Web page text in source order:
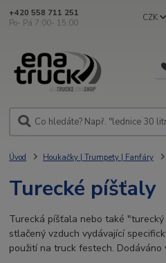
CZK
+420 558 711 251
Po- Pá 7:00- 15:00
Úvod Houkačky | Trumpety | Fanfáry
Turecké píšťaly
Turecká píšťala nebo také
stlačený vzduch vydávající
použití na truck festech.